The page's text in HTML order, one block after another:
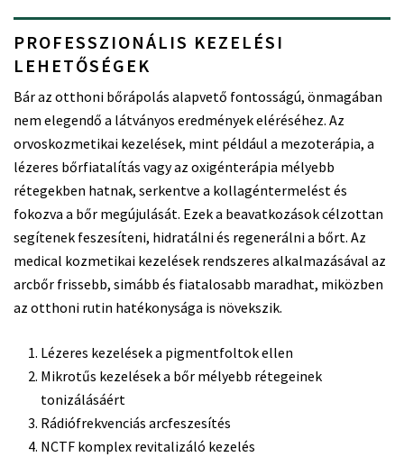
PROFESSZIONÁLIS KEZELÉSI
LEHETŐSÉGEK
Bár az otthoni bőrápolás alapvető fontosságú, önmagában
nem elegendő a látványos eredmények eléréséhez. Az
orvoskozmetikai kezelések, mint például a mezoterápia, a
lézeres bőrfiatalítás vagy az oxigénterápia mélyebb
rétegekben hatnak, serkentve a kollagéntermelést és
fokozva a bőr megújulását. Ezek a beavatkozások célzottan
segítenek feszesíteni, hidratálni és regenerálni a bőrt. Az
medical kozmetikai kezelések rendszeres alkalmazásával az
arcbőr frissebb, simább és fiatalosabb maradhat, miközben
az otthoni rutin hatékonysága is növekszik.
Lézeres kezelések a pigmentfoltok ellen
Mikrotűs kezelések a bőr mélyebb rétegeinek
tonizálásáért
Rádiófrekvenciás arcfeszesítés
NCTF komplex revitalizáló kezelés